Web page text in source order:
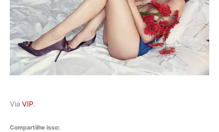
Via VIP.
Compartilhe isso: